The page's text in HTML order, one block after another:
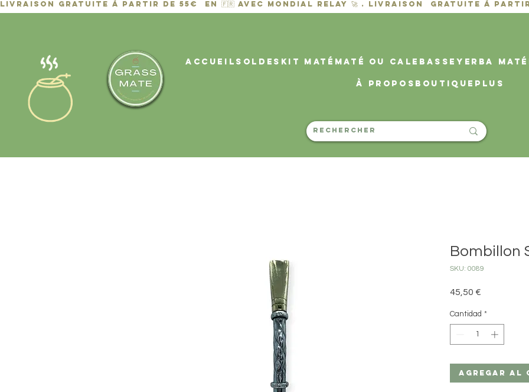
ACCUEIL Soldes KIT MATÉ MATÉ OU CALEBASSE YERBA MATÉ
À propos Boutique PLUS
Bombillon
SKU: 0089
45,50 €
Cantidad *
Agregar al